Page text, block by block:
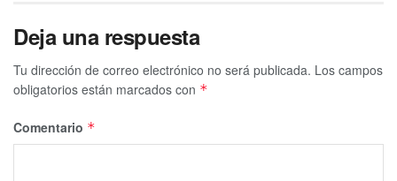
Deja una respuesta
Tu dirección de correo electrónico no será publicada. Los campos
obligatorios están marcados con *
Comentario *